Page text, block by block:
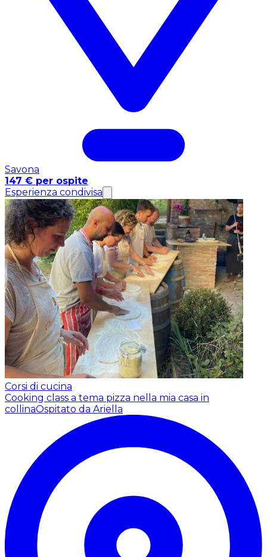
Savona
147 € per ospite
Esperienza condivisa
Corsi di cucina
Cooking class a tema pizza nella mia casa in
collinaOspitato da Ariella